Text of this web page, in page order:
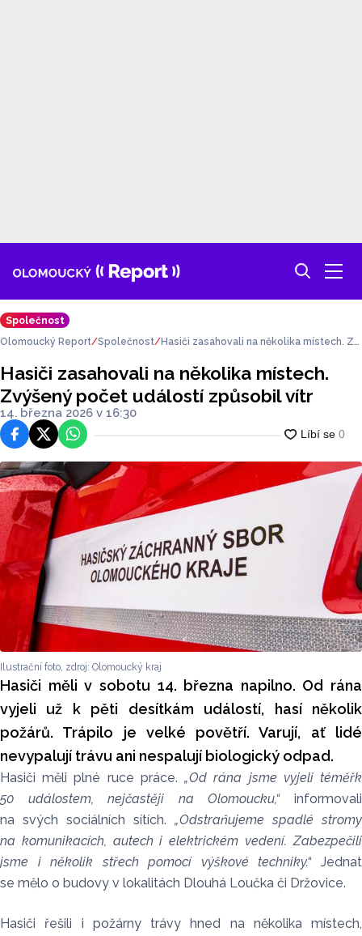
Společnost
Olomoucký Report Společnost
Hasiči zasahovali na několika místech. Zv
Hasiči zasahovali na několika místech.
Zvýšený počet událostí způsobil vítr
14. března 2026 v 16:30
FacebookPlatforma X
WhatsApp
Ilustrační foto, zdroj: Olomoucký kraj
Hasiči měli v sobotu 14. března napilno. Od rána
vyjeli už k pěti desítkám událostí, hasí několik
požárů. Trápilo je velké povětří. Varují, ať lidé
nevypalují trávu ani nespalují biologický odpad.
Hasiči měli plné ruce práce.„Od rána jsme vyjeli téměřk
50 událostem, nejčastěji na Olomoucku,“informovali
na svých sociálních sítích. „Odstraňujeme spadlé stromy
na komunikacích, autech i elektrickém vedení. Zabezpečili
jsme i několik střech pomocí výškové techniky.“Jednat
se mělo o budovy v lokalitách Dlouhá Loučka či Držovice.
Hasiči řešili i požárny trávy hned na několika místech,